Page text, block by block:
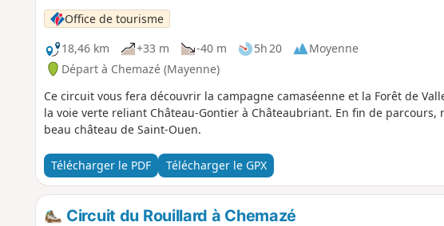
Office de tourisme
18,46 km
+33 m -40 m 5h 20
Moyenne
Départ à Chemazé (Mayenne)
Ce circuit vous fera découvrir la campagne camaséenne et la Forêt de
la voie verte reliant Château-Gontier à Châteaubriant. En fin de parcours,
beau château de Saint-Ouen.
Télécharger le PDF Télécharger le GPX
Circuit du Rouillard à Chemazé